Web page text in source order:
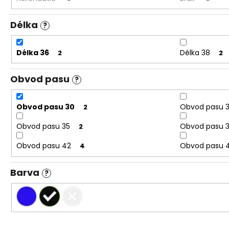
Délka ?
Délka 36 2 Délka 38 2
Obvod pasu ?
Obvod pasu 30 2 Obvod pasu
Obvod pasu 35 2 Obvod pasu
Obvod pasu 42 4 Obvod pasu
Barva ?